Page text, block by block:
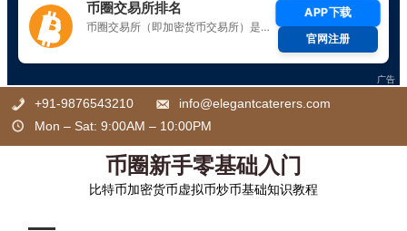
Skip
+91-9876543210
info@elegantcaterers.com
Mon – Sat: 9:00AM – 10:00PM
币圈新手零基础入门
比特币加密货币虚拟币炒币基础知识教程